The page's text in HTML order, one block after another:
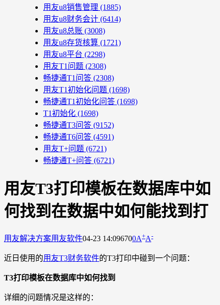
用友u8销售管理 (1885)
用友u8财务会计 (6414)
用友u8总账 (3008)
用友u8存货核算 (1721)
用友u8平台 (2298)
用友T1问题 (2308)
畅捷通T1问答 (2308)
用友T1初始化问题 (1698)
畅捷通T1初始化问答 (1698)
T1初始化 (1698)
畅捷通T3问答 (9152)
畅捷通T6问答 (4591)
用友T+问题 (6721)
畅捷通T+问答 (6721)
用友T3打印模板在数据库中如
何找到在数据中如何能找到打
用友解决方案用友软件04-23 14:096700A+A-
近日使用的用友T3财务软件的T3打印中碰到一个问题：
T3打印模板在数据库中如何找到
详细的问题情况是这样的：